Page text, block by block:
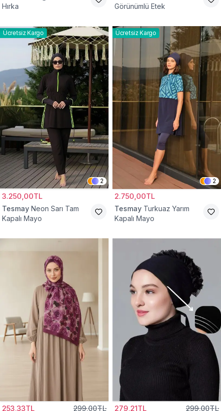
Hırka
Görünümlü Etek
Ücretsiz Kargo
2
3.250,00TL
Tesmay Neon Sarı Tam
Kapalı Mayo
Ücretsiz Kargo
2
2.750,00TL
Tesmay Turkuaz Yarım
Kapalı Mayo
253,33TL 299,00TL 279,21TL 299,00TL